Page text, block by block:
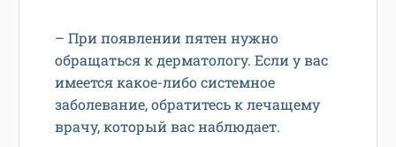
– При появлении пятен нужно
обращаться к дерматологу. Если у вас
имеется какое-либо системное
заболевание, обратитесь к лечащему
врачу, который вас наблюдает.